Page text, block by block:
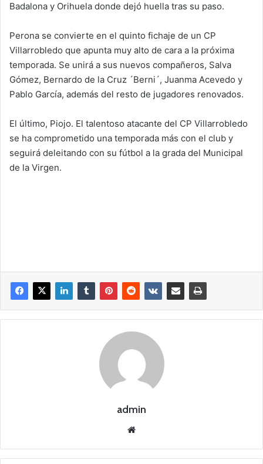
Badalona y Orihuela donde dejó huella tras su paso.
Perona se convierte en el quinto fichaje de un CP
Villarrobledo que apunta muy alto de cara a la próxima
temporada. Se unirá a sus nuevos compañeros, Salva
Gómez, Bernardo de la Cruz ´Berni´, Juanma Acevedo y
Pablo García, además del resto de jugadores renovados.
El último, Piojo. El talentoso atacante del CP Villarrobledo
se ha comprometido una temporada más con el club y
seguirá deleitando con su fútbol a la grada del Municipal
de la Virgen.
admin
we